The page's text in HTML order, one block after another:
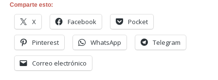
Comparte esto:
X Facebook Pocket
Pinterest WhatsApp Telegram
Correo electrónico